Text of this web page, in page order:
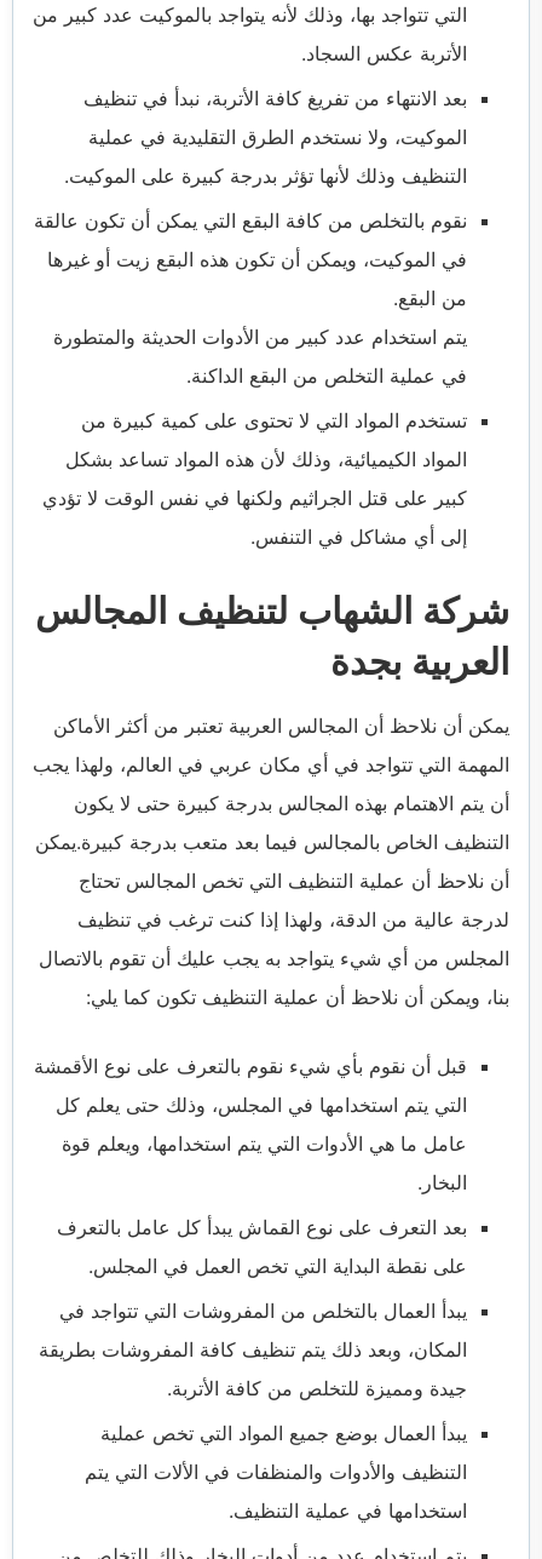
التي تتواجد بها، وذلك لأنه يتواجد بالموكيت عدد كبير من
الأتربة عكس السجاد.
بعد الانتهاء من تفريغ كافة الأتربة، نبدأ في تنظيف
الموكيت، ولا نستخدم الطرق التقليدية في عملية
التنظيف وذلك لأنها تؤثر بدرجة كبيرة على الموكيت.
نقوم بالتخلص من كافة البقع التي يمكن أن تكون عالقة
في الموكيت، ويمكن أن تكون هذه البقع زيت أو غيرها
من البقع.
يتم استخدام عدد كبير من الأدوات الحديثة والمتطورة
في عملية التخلص من البقع الداكنة.
تستخدم المواد التي لا تحتوى على كمية كبيرة من
المواد الكيميائية، وذلك لأن هذه المواد تساعد بشكل
كبير على قتل الجراثيم ولكنها في نفس الوقت لا تؤدي
إلى أي مشاكل في التنفس.
شركة الشهاب لتنظيف المجالس
العربية بجدة
يمكن أن نلاحظ أن المجالس العربية تعتبر من أكثر الأماكن
المهمة التي تتواجد في أي مكان عربي في العالم، ولهذا يجب
أن يتم الاهتمام بهذه المجالس بدرجة كبيرة حتى لا يكون
التنظيف الخاص بالمجالس فيما بعد متعب بدرجة كبيرة.يمكن
أن نلاحظ أن عملية التنظيف التي تخص المجالس تحتاج
لدرجة عالية من الدقة، ولهذا إذا كنت ترغب في تنظيف
المجلس من أي شيء يتواجد به يجب عليك أن تقوم بالاتصال
بنا، ويمكن أن نلاحظ أن عملية التنظيف تكون كما يلي:
قبل أن نقوم بأي شيء نقوم بالتعرف على نوع الأقمشة
التي يتم استخدامها في المجلس، وذلك حتى يعلم كل
عامل ما هي الأدوات التي يتم استخدامها، ويعلم قوة
البخار.
بعد التعرف على نوع القماش يبدأ كل عامل بالتعرف
على نقطة البداية التي تخص العمل في المجلس.
يبدأ العمال بالتخلص من المفروشات التي تتواجد في
المكان، وبعد ذلك يتم تنظيف كافة المفروشات بطريقة
جيدة ومميزة للتخلص من كافة الأتربة.
يبدأ العمال بوضع جميع المواد التي تخص عملية
التنظيف والأدوات والمنظفات في الألات التي يتم
استخدامها في عملية التنظيف.